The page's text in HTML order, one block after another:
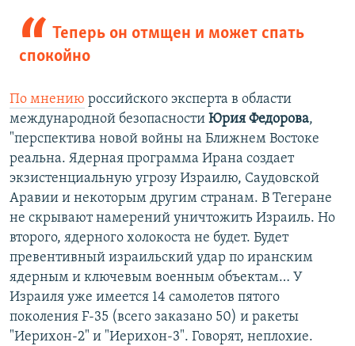
Теперь он отмщен и может спать
спокойно
По мнению российского эксперта в области
международной безопасности Юрия Федорова,
"перспектива новой войны на Ближнем Востоке
реальна. Ядерная программа Ирана создает
экзистенциальную угрозу Израилю, Саудовской
Аравии и некоторым другим странам. В Тегеране
не скрывают намерений уничтожить Израиль. Но
второго, ядерного холокоста не будет. Будет
превентивный израильский удар по иранским
ядерным и ключевым военным объектам… У
Израиля уже имеется 14 самолетов пятого
поколения F-35 (всего заказано 50) и ракеты
"Иерихон-2" и "Иерихон-3". Говорят, неплохие.